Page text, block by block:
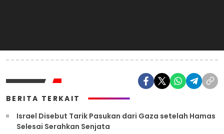
BERITA TERKAIT
Israel Disebut Tarik Pasukan dari Gaza setelah Hamas
Selesai Serahkan Senjata